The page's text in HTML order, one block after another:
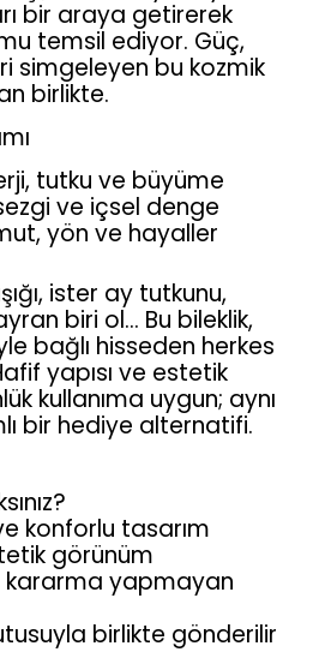
bir araya getirerek
temsil ediyor. Güç,
simgeleyen bu kozmik
birlikte.
tutku ve büyüme
ve içsel denge
yön ve hayaller
ister ay tutkunu,
biri ol… Bu bileklik,
bağlı hisseden herkes
yapısı ve estetik
kullanıma uygun; aynı
bir hediye alternatifi.
konforlu tasarım
görünüm
kararma yapmayan
birlikte gönderilir